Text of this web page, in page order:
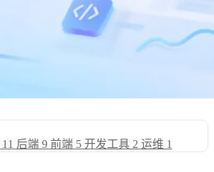
11 后端 9 前端 5 开发工具 2 运维 1